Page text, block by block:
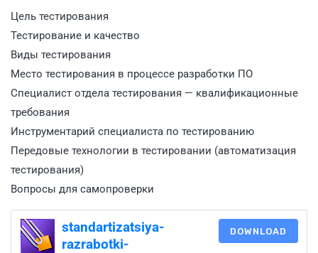
Цель тестирования
Тестирование и качество
Виды тестирования
Место тестирования в процессе разработки ПО
Специалист отдела тестирования — квалификационные
требования
Инструментарий специалиста по тестированию
Передовые технологии в тестировании (автоматизация
тестирования)
Вопросы для самопроверки
standartizatsiya-
razrabotki-
DOWNLOAD